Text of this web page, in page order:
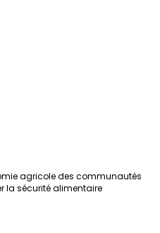
agricole des communautés
la sécurité alimentaire